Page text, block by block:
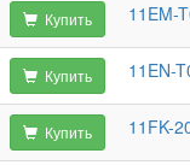
Купить 11EM-
Купить 11EN-
Купить 11FK-